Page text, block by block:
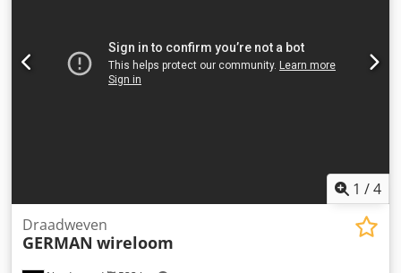
1 /4
Draadweven
GERMAN wireloom